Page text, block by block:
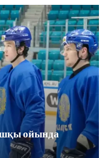
ойында